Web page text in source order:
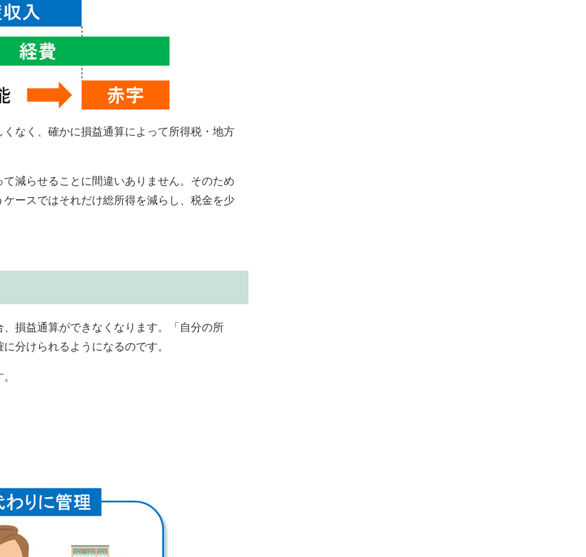
なく、確かに損益通算によって所得税・地方
減らせることに間違いありません。そのため
ースではそれだけ総所得を減らし、税金を少
損益通算ができなくなります。「自分の所
分けられるようになるのです。